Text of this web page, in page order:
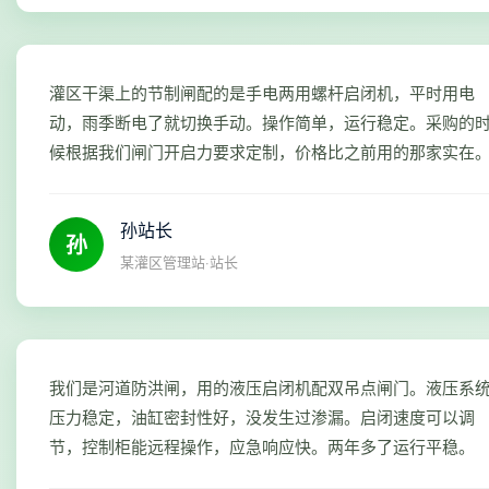
灌区干渠上的节制闸配的是手电两用螺杆启闭机，平时用电
动，雨季断电了就切换手动。操作简单，运行稳定。采购的
候根据我们闸门开启力要求定制，价格比之前用的那家实在
孙 孙站长
某灌区管理站·站长
我们是河道防洪闸，用的液压启闭机配双吊点闸门。液压系
压力稳定，油缸密封性好，没发生过渗漏。启闭速度可以调
节，控制柜能远程操作，应急响应快。两年多了运行平稳。